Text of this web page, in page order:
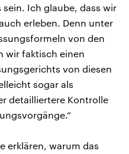
Ich glaube, dass wir
erleben. Denn unter
von den
wir faktisch einen
von diesen
sogar als
detailliertere Kontrolle
erklären, warum das